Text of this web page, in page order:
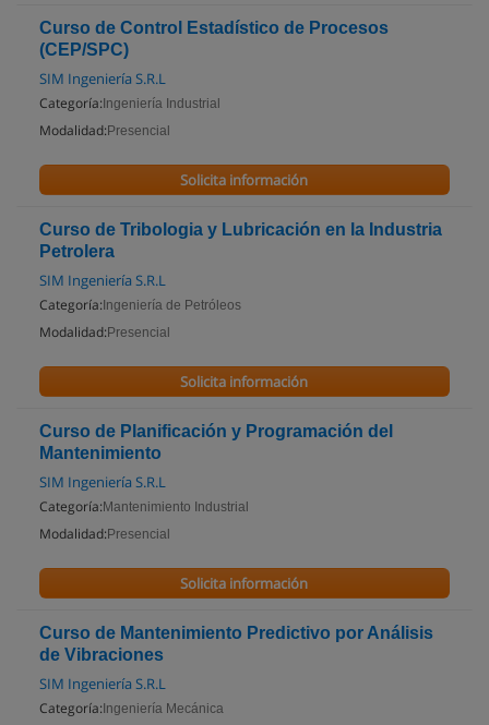
Curso de Control Estadístico de Procesos
(CEP/SPC)
SIM Ingeniería S.R.L
Categoría: Ingeniería Industrial
Modalidad: Presencial
Solicita información
Curso de Tribologia y Lubricación en la Industria
Petrolera
SIM Ingeniería S.R.L
Categoría: Ingeniería de Petróleos
Modalidad: Presencial
Solicita información
Curso de Planificación y Programación del
Mantenimiento
SIM Ingeniería S.R.L
Categoría: Mantenimiento Industrial
Modalidad: Presencial
Solicita información
Curso de Mantenimiento Predictivo por Análisis
de Vibraciones
SIM Ingeniería S.R.L
Categoría: Ingeniería Mecánica